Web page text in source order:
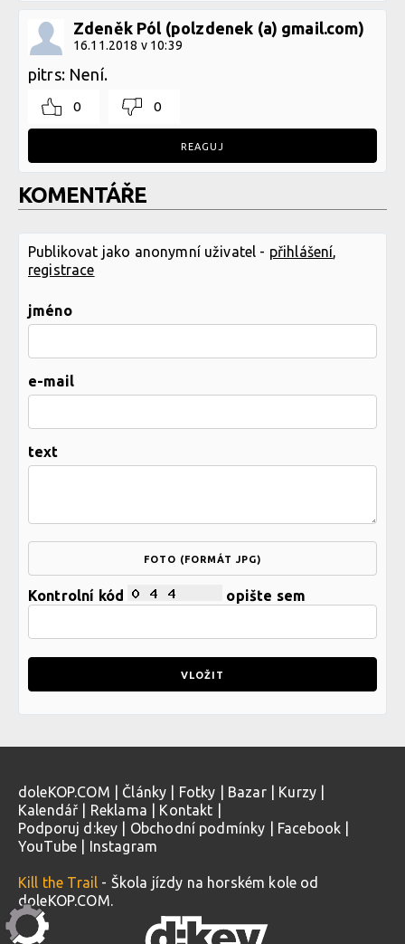
Zdeněk Pól (polzdenek (a) gmail.com)
16.11.2018 v 10:39
pitrs: Není.
0 0
REAGUJ
KOMENTÁŘE
Publikovat jako anonymní uživatel - přihlášení
registrace
jméno
e-mail
text
FOTO (FORMÁT JPG)
Kontrolní kód opište sem
doleKOP.COM Články Fotky Bazar| Kurzy
Kalendář
Reklama Kontakt
Podporuj d:key
Obchodní podmínky Facebook
YouTube
Instagram
Kill the Trail - Škola jízdy na horském kole od
doleKOP.COM.